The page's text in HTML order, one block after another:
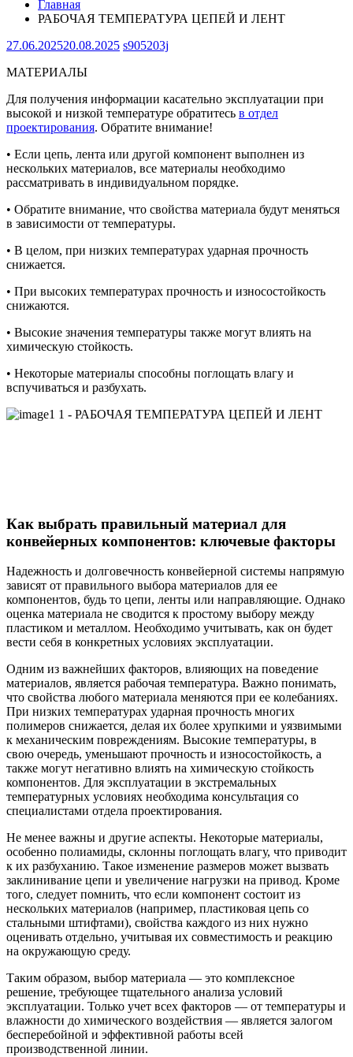
Главная
РАБОЧАЯ ТЕМПЕРАТУРА ЦЕПЕЙ И ЛЕНТ
27.06.202520.08.2025 s905203j
МАТЕРИАЛЫ
Для получения информации касательно эксплуатации при
высокой и низкой температуре обратитесь в отдел
проектирования. Обратите внимание!
• Если цепь, лента или другой компонент выполнен из
нескольких материалов, все материалы необходимо
рассматривать в индивидуальном порядке.
• Обратите внимание, что свойства материала будут меняться
в зависимости от температуры.
• В целом, при низких температурах ударная прочность
снижается.
• При высоких температурах прочность и износостойкость
снижаются.
• Высокие значения температуры также могут влиять на
химическую стойкость.
• Некоторые материалы способны поглощать влагу и
вспучиваться и разбухать.
Как выбрать правильный материал для
конвейерных компонентов: ключевые факторы
Надежность и долговечность конвейерной системы напрямую
зависят от правильного выбора материалов для ее
компонентов, будь то цепи, ленты или направляющие. Однако
оценка материала не сводится к простому выбору между
пластиком и металлом. Необходимо учитывать, как он будет
вести себя в конкретных условиях эксплуатации.
Одним из важнейших факторов, влияющих на поведение
материалов, является рабочая температура. Важно понимать,
что свойства любого материала меняются при ее колебаниях.
При низких температурах ударная прочность многих
полимеров снижается, делая их более хрупкими и уязвимыми
к механическим повреждениям. Высокие температуры, в
свою очередь, уменьшают прочность и износостойкость, а
также могут негативно влиять на химическую стойкость
компонентов. Для эксплуатации в экстремальных
температурных условиях необходима консультация со
специалистами отдела проектирования.
Не менее важны и другие аспекты. Некоторые материалы,
особенно полиамиды, склонны поглощать влагу, что приводит
к их разбуханию. Такое изменение размеров может вызвать
заклинивание цепи и увеличение нагрузки на привод. Кроме
того, следует помнить, что если компонент состоит из
нескольких материалов (например, пластиковая цепь со
стальными штифтами), свойства каждого из них нужно
оценивать отдельно, учитывая их совместимость и реакцию
на окружающую среду.
Таким образом, выбор материала — это комплексное
решение, требующее тщательного анализа условий
эксплуатации. Только учет всех факторов — от температуры и
влажности до химического воздействия — является залогом
бесперебойной и эффективной работы всей
производственной линии.